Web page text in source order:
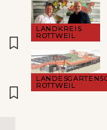
LANDKREIS
ROTTWEIL
ROTTWEIL